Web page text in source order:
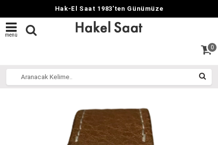
Hak-El Saat 1983'ten Günümüze
menü
0